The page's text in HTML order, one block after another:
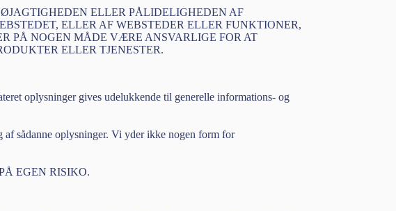
ELLER PÅLIDELIGHEDEN AF
ELLER AF WEBSTEDER ELLER FUNKTIONER,
PÅ NOGEN MÅDE VÆRE ANSVARLIGE FOR AT
ELLER TJENESTER.
oplysninger gives udelukkende til generelle informations- og
sådanne oplysninger. Vi yder ikke nogen form for
EGEN RISIKO.